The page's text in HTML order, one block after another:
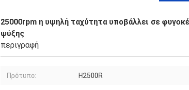
25000rpm η υψηλή ταχύτητα υποβάλλει σε
ψύξης
περιγραφή
Πρότυπο: H2500R